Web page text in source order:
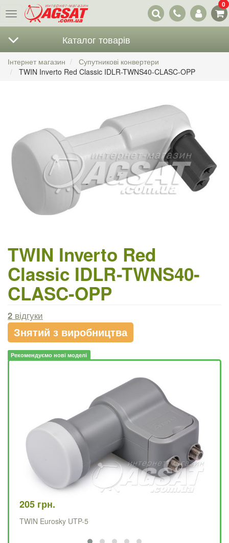
Меню
Наші
контакти
0
Каталог товарів
Інтернет магазин
Супутникові конвертери
TWIN Inverto Red Classic IDLR-TWNS40-CLASC-OPP
TWIN Inverto Red
Classic IDLR-TWNS40-
CLASC-OPP
2 відгуки
Знятий з виробництва
Рекомендуємо нові моделі
205 грн.
TWIN Eurosky UTP-5